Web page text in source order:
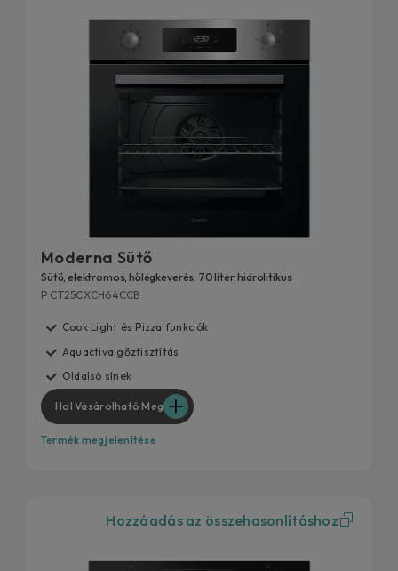
Moderna Sütő
Sütő, elektromos, hőlégkeverés, 70 liter, hidrolitikus
P CT25CXCH64CCB
Cook Light és Pizza funkciók
Aquactiva gőztisztítás
Oldalsó sínek
Hol Vásárolható Meg
Termék megjelenítése
Hozzáadás az összehasonlításhoz